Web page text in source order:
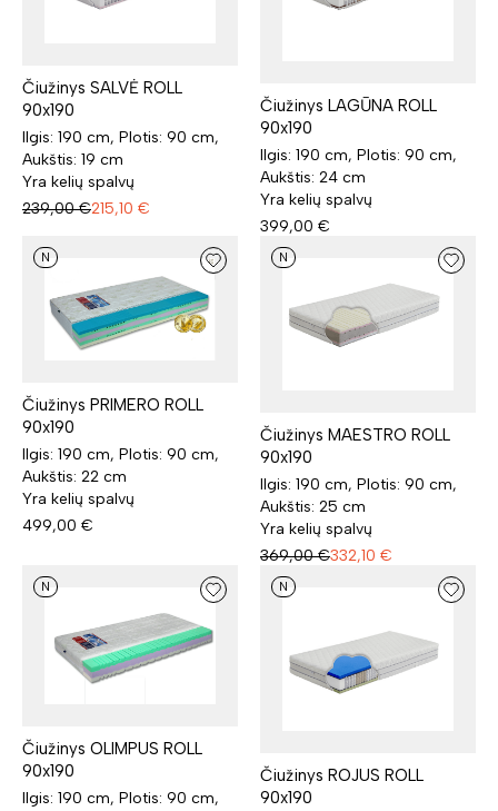
Čiužinys SALVĖ ROLL
90x190
Ilgis: 190 cm, Plotis: 90 cm,
Aukštis: 19 cm
Yra kelių spalvų
239,00 €215,10 €
Čiužinys LAGŪNA ROLL
90x190
Ilgis: 190 cm, Plotis: 90 cm,
Aukštis: 24 cm
Yra kelių spalvų
399,00 €
N
Čiužinys PRIMERO ROLL
90x190
Ilgis: 190 cm, Plotis: 90 cm,
Aukštis: 22 cm
Yra kelių spalvų
499,00 €
N
Čiužinys MAESTRO ROLL
90x190
Ilgis: 190 cm, Plotis: 90 cm,
Aukštis: 25 cm
Yra kelių spalvų
369,00 €332,10 €
N
Čiužinys OLIMPUS ROLL
90x190
Ilgis: 190 cm, Plotis: 90 cm,
N
Čiužinys ROJUS ROLL
90x190